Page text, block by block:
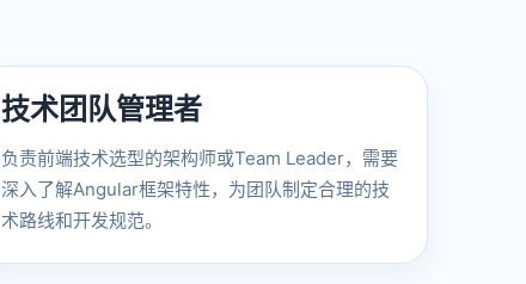
技术团队管理者
负责前端技术选型的架构师或Team Leader，需要
深入了解Angular框架特性，为团队制定合理的技
术路线和开发规范。